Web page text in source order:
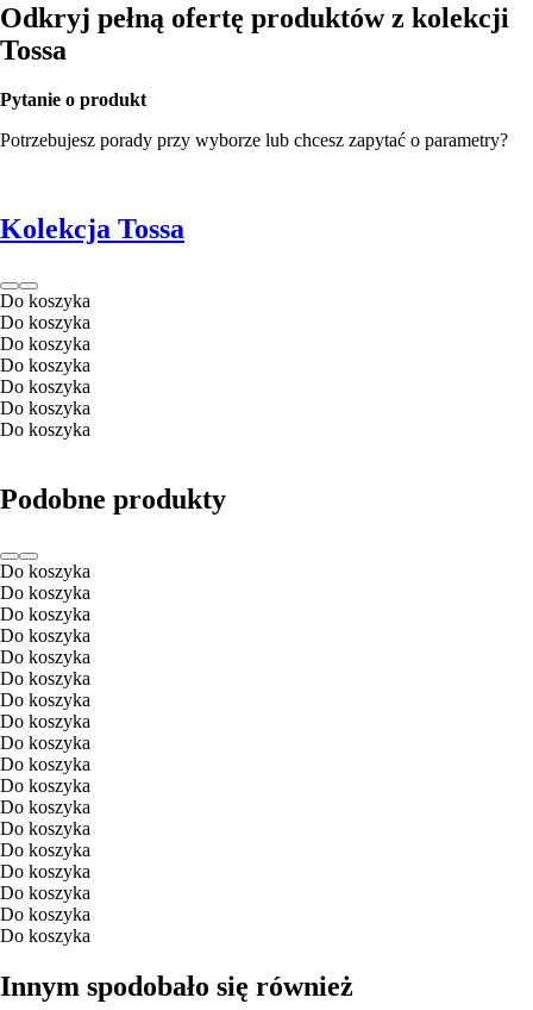
Odkryj pełną ofertę produktów z kolekcji
Tossa
Pytanie o produkt
Potrzebujesz porady przy wyborze lub chcesz zapytać o parametry?
Kolekcja Tossa
Do koszyka
Do koszyka
Do koszyka
Do koszyka
Do koszyka
Do koszyka
Do koszyka
Podobne produkty
Do koszyka
Do koszyka
Do koszyka
Do koszyka
Do koszyka
Do koszyka
Do koszyka
Do koszyka
Do koszyka
Do koszyka
Do koszyka
Do koszyka
Do koszyka
Do koszyka
Do koszyka
Do koszyka
Do koszyka
Do koszyka
Innym spodobało się również